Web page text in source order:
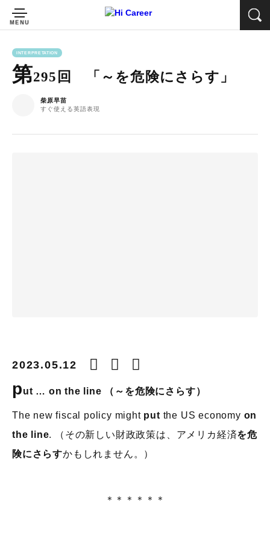
INTERPRETATION
第295回 「～を危険にさらす」
柴原早苗
すぐ使える英語表現
2023.05.12
put … on the line （～を危険にさらす）
The new fiscal policy might put the US economy on
the line. （その新しい財政政策は、アメリカ経済を危
険にさらすかもしれません。）
＊＊＊＊＊＊